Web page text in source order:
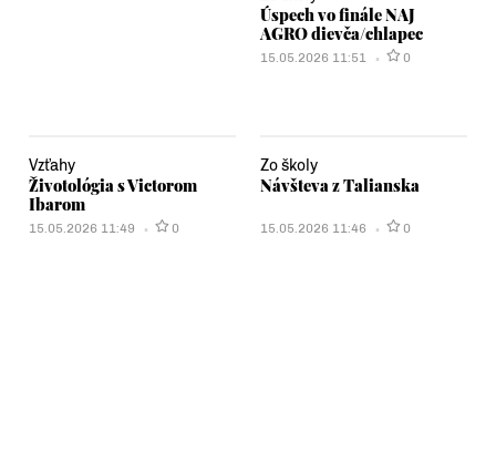
Úspech vo finále NAJ
AGRO dievča/chlapec
15.05.2026 11:51 0
Vzťahy
Životológia s Victorom
Ibarom
15.05.2026 11:49 0
Zo školy
Návšteva z Talianska
15.05.2026 11:46 0